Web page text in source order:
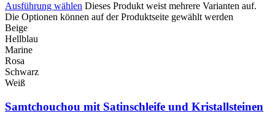
Ausführung wählen Dieses Produkt weist mehrere Varianten auf.
Die Optionen können auf der Produktseite gewählt werden
Beige
Hellblau
Marine
Rosa
Schwarz
Weiß
Samtchouchou mit Satinschleife und Kristallsteinen